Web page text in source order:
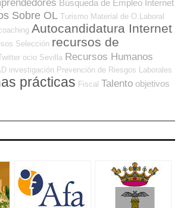
Búsqueda de Empleo Internet
Sobre OL Turismo Material de O.Laboral
Autocandidatura Internet
Selección recursos de
ocio Sevilla Recursos Humanos
investigación Prevención de Riesgos Laborales
prácticas Fiscal Talento objetivos